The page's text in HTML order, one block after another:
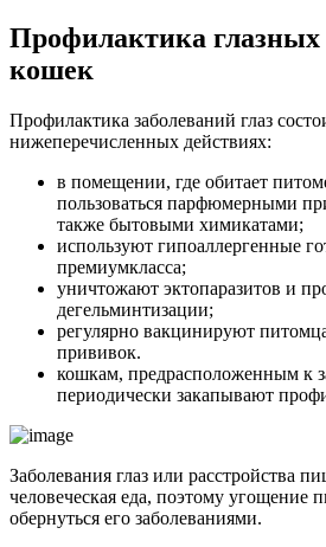
Профилактика глазных
кошек
Профилактика заболеваний глаз
нижеперечисленных действиях:
в помещении, где обитает
пользоваться парфюмерными
также бытовыми химикатами;
используют гипоаллергенные
премиумкласса;
уничтожают эктопаразитов и
дегельминтизации;
регулярно вакцинируют
прививок.
кошкам, предрасположенным к
периодически закапывают
Заболевания глаз или расстройства
человеческая еда, поэтому угощение
обернуться его заболеваниями.